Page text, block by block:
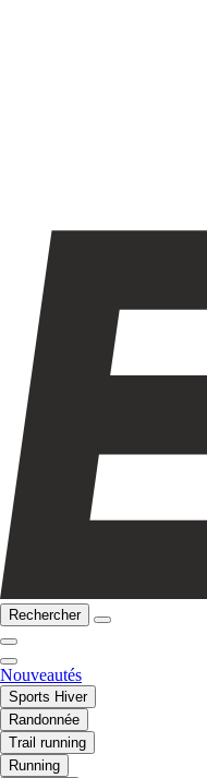
Rechercher
Nouveautés
Sports Hiver
Randonnée
Trail running
Running